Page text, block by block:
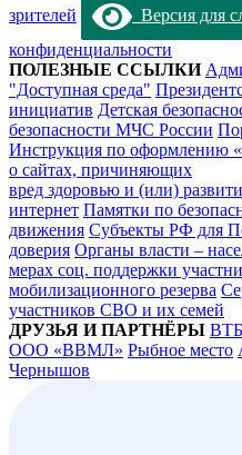
зрителей
Версия для
конфиденциальности
ПОЛЕЗНЫЕ ССЫЛКИ
"Доступная среда"
инициатив Детская
безопасности МЧС России
Инструкция по оформлению
о сайтах, причиняющих
вред здоровью и (или)
интернет Памятки по
движения Субъекты РФ для
доверия Органы власти –
мерах соц. поддержки
мобилизационного резерва
участников СВО и их семей
ДРУЗЬЯ И ПАРТНЁРЫ ВТБ
ООО «ВВМЛ» Рыбное место
Чернышов